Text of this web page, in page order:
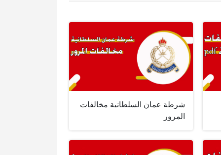
شرطة عمان السلطانية مخالفات
المرور